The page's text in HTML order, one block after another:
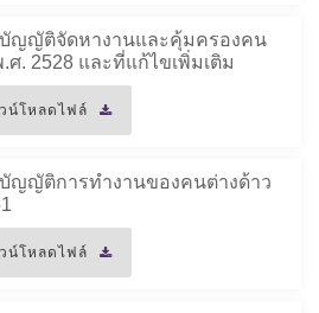
ญญัติจัดหางานและคุ้มครองคน
ศ. 2528 และที่แก้ไขเพิ่มเติม
น์โหลดไฟล์
ญญัติการทำงานของคนต่างด้าว
น์โหลดไฟล์